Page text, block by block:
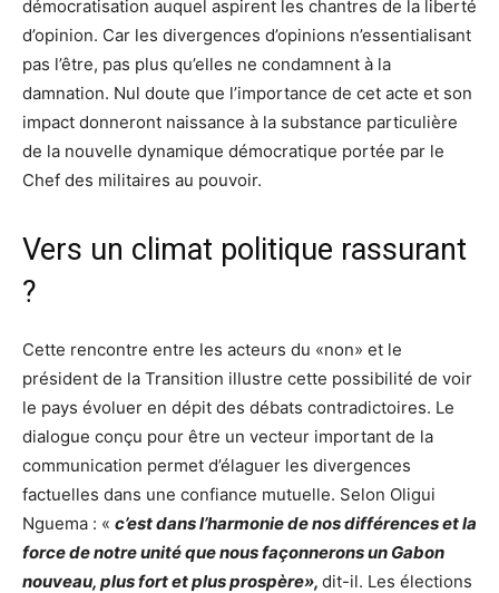
démocratisation auquel aspirent les chantres de la liberté
d’opinion. Car les divergences d’opinions n’essentialisant
pas l’être, pas plus qu’elles ne condamnent à la
damnation. Nul doute que l’importance de cet acte et son
impact donneront naissance à la substance particulière
de la nouvelle dynamique démocratique portée par le
Chef des militaires au pouvoir.
Vers un climat politique rassurant
?
Cette rencontre entre les acteurs du «non» et le
président de la Transition illustre cette possibilité de voir
le pays évoluer en dépit des débats contradictoires. Le
dialogue conçu pour être un vecteur important de la
communication permet d’élaguer les divergences
factuelles dans une confiance mutuelle. Selon Oligui
Nguema : « c’est dans l’harmonie de nos différences et la
force de notre unité que nous façonnerons un Gabon
nouveau, plus fort et plus prospère», dit-il. Les élections